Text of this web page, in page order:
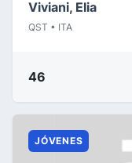
Viviani, Elia
QST • ITA
46
JÓVENES